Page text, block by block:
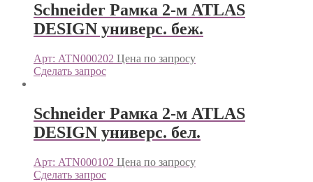
Schneider Рамка 2-м ATLAS
DESIGN универс. беж.
Арт: ATN000202 Цена по запросу
Сделать запрос
Schneider Рамка 2-м ATLAS
DESIGN универс. бел.
Арт: ATN000102 Цена по запросу
Сделать запрос